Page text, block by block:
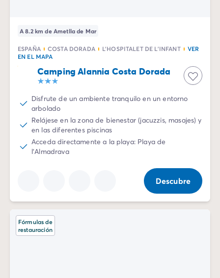
A 8.2 km de Ametlla de Mar
ESPAÑA COSTA DORADA L'HOSPITALET DE L'INFANT
VER
EN EL MAPA
Camping Alannia Costa Dorada
Disfrute de un ambiente tranquilo en un entorno
arbolado
Relájese en la zona de bienestar (jacuzzis, masajes) y
en las diferentes piscinas
Acceda directamente a la playa: Playa de
l'Almadrava
Descubre
Fórmulas de
restauración